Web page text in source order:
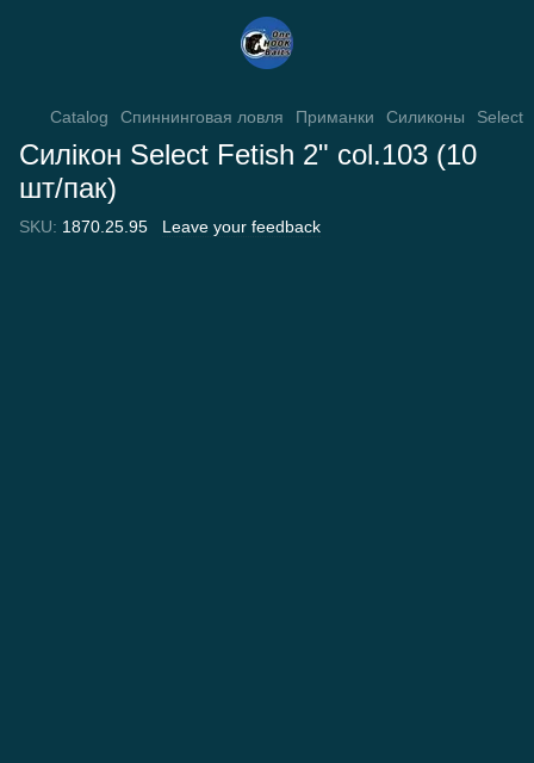
Catalog Спиннинговая ловля Приманки Силиконы Select
Силікон Select Fetish 2" col.103 (10
шт/пак)
SKU: 1870.25.95 Leave your feedback